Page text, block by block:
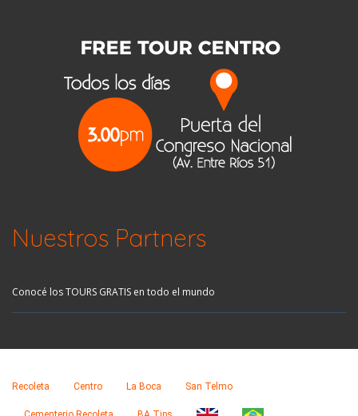
Nuestros Partners
Conocé los TOURS GRATIS en todo el mundo
Recoleta Centro La Boca San Telmo